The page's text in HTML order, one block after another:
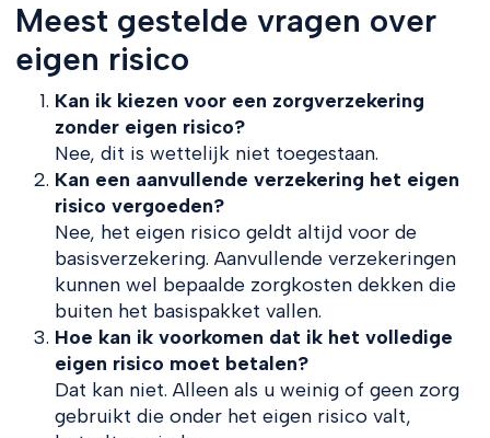
Meest gestelde vragen over
eigen risico
Kan ik kiezen voor een zorgverzekering
zonder eigen risico?
Nee, dit is wettelijk niet toegestaan.
Kan een aanvullende verzekering het eigen
risico vergoeden?
Nee, het eigen risico geldt altijd voor de
basisverzekering. Aanvullende verzekeringen
kunnen wel bepaalde zorgkosten dekken die
buiten het basispakket vallen.
Hoe kan ik voorkomen dat ik het volledige
eigen risico moet betalen?
Dat kan niet. Alleen als u weinig of geen zorg
gebruikt die onder het eigen risico valt,